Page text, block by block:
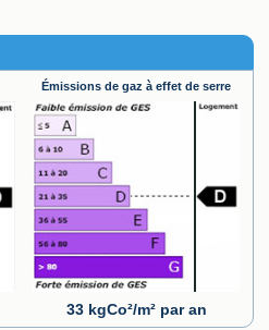
Émissions de gaz à effet de serre
33 kgCo²/m² par an